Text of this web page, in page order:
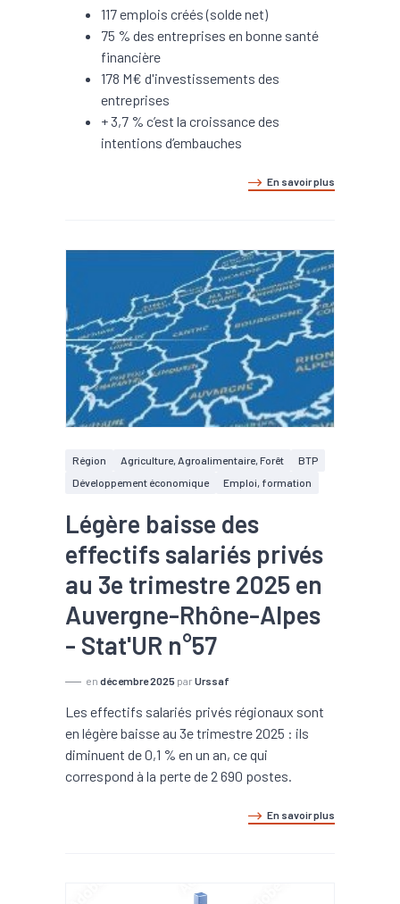
117 emplois créés (solde net)
75 % des entreprises en bonne santé
financière
178 M€ d'investissements des
entreprises
+ 3,7 % c’est la croissance des
intentions d’embauches
En savoir plus
Région Agriculture, Agroalimentaire, Forêt
BTP
Développement économique
Emploi, formation
Légère baisse des
effectifs salariés privés
au 3e trimestre 2025 en
Auvergne-Rhône-Alpes
- Stat'UR n°57
en décembre 2025 par Urssaf
Les effectifs salariés privés régionaux sont
en légère baisse au 3e trimestre 2025 : ils
diminuent de 0,1 % en un an, ce qui
correspond à la perte de 2 690 postes.
En savoir plus